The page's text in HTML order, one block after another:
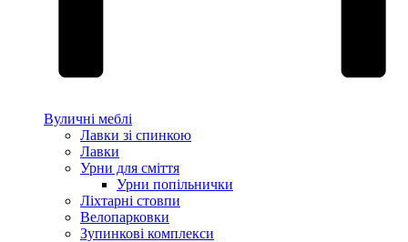
Вуличні меблі
Лавки зі спинкою
Лавки
Урни для сміття
Урни попільнички
Ліхтарні стовпи
Велопарковки
Зупинкові комплекси